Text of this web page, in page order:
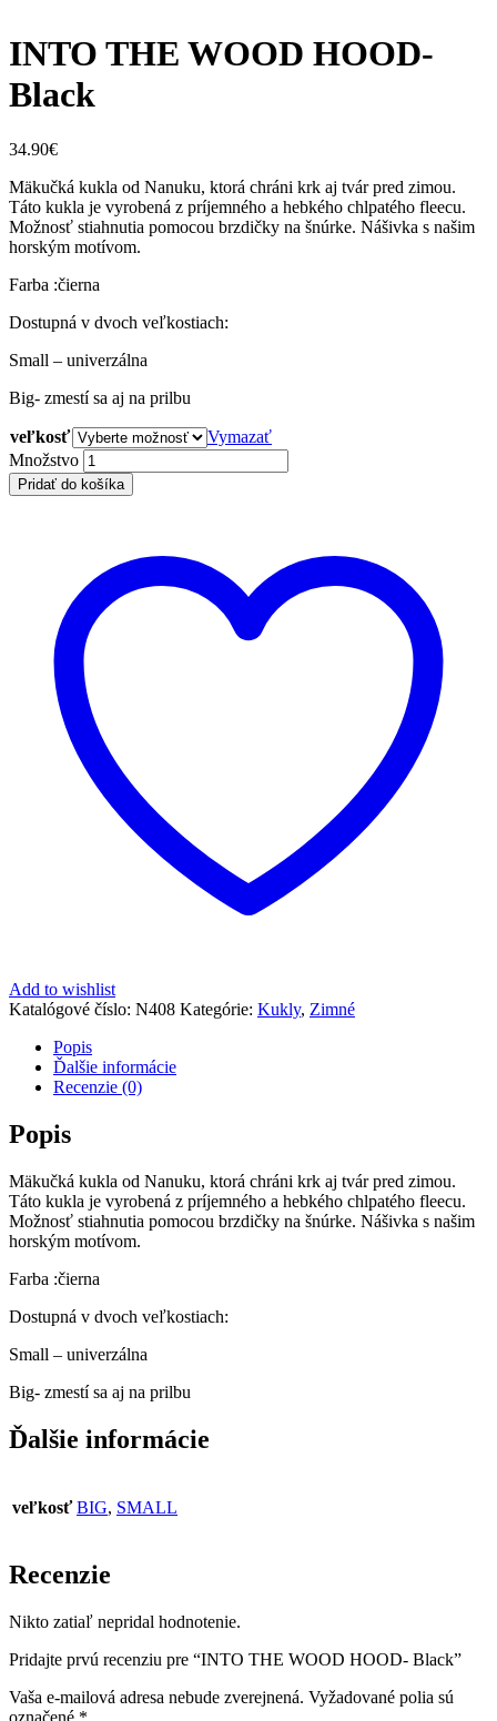
INTO THE WOOD HOOD-
Black
34.90€
Mäkučká kukla od Nanuku, ktorá chráni krk aj tvár pred zimou.
Táto kukla je vyrobená z príjemného a hebkého chlpatého fleecu.
Možnosť stiahnutia pomocou brzdičky na šnúrke. Nášivka s našim
horským motívom.
Farba :čierna
Dostupná v dvoch veľkostiach:
Small – univerzálna
Big- zmestí sa aj na prilbu
veľkosť
Vymazať
INTO
THE
WOOD
Množstvo
Pridať do košíka
Add to wishlist
Katalógové číslo: N408 Kategórie: Kukly, Zimné
Popis
Ďalšie informácie
Recenzie (0)
Popis
Mäkučká kukla od Nanuku, ktorá chráni krk aj tvár pred zimou.
Táto kukla je vyrobená z príjemného a hebkého chlpatého fleecu.
Možnosť stiahnutia pomocou brzdičky na šnúrke. Nášivka s našim
horským motívom.
Farba :čierna
Dostupná v dvoch veľkostiach:
Small – univerzálna
Big- zmestí sa aj na prilbu
Ďalšie informácie
veľkosť BIG, SMALL
Recenzie
Nikto zatiaľ nepridal hodnotenie.
Pridajte prvú recenziu pre “INTO THE WOOD HOOD- Black”
Vaša e-mailová adresa nebude zverejnená. Vyžadované polia sú